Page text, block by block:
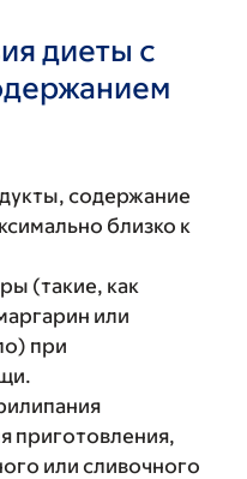
диеты с
содержание
близко к
(такие, как
или
при
приготовления,
или сливочного